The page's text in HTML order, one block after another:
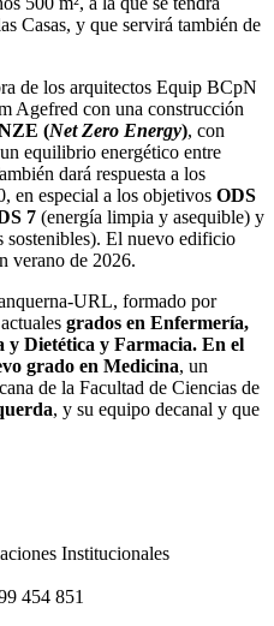
Casas, y que servirá también de
de los arquitectos Equip BCpN
Agefred con una construcción
(Net Zero Energy), con
equilibrio energético entre
dará respuesta a los
en especial a los objetivos ODS
7 (energía limpia y asequible) y
sostenibles). El nuevo edificio
verano de 2026.
URL, formado por
grados en Enfermería,
Dietética y Farmacia. En el
grado en Medicina, un
de la Facultad de Ciencias de
, y su equipo decanal y que
Institucionales
454 851